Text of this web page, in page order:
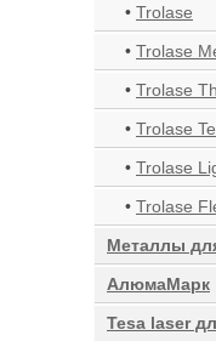
• Trolase
• Trolase
• Trolase
• Trolase
• Trolase
• Trolase
Металлы
АлюмаМарк
Tesa laser